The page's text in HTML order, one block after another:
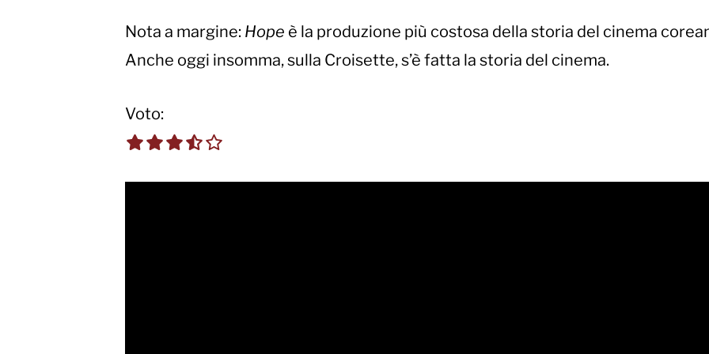
Nota a margine: Hope è la produzione più costosa della storia del cinema
Anche oggi insomma, sulla Croisette, s’è fatta la storia del cinema.
Voto: